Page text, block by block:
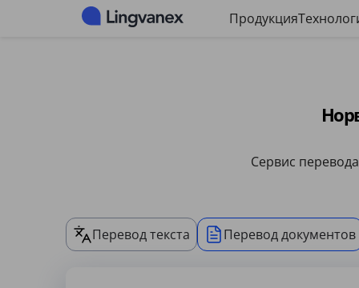
Панель управления файлами cookie
Продукция
Сервис
Перевод текста Перевод документов